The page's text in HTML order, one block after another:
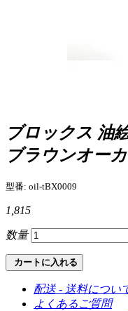
ブロックス 油
ブラウンオー
型番: oil-tBX0009
1,815
数量
カートに入れる
配送 - 送料につい
よくあるご質問